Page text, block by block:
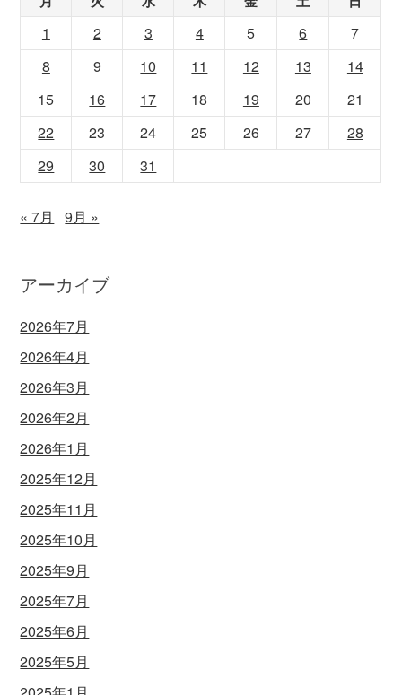
1 2 3 4 5 6
7
8
9 10 11 12 13
14
15
16 17 18 19 20
21
22
23 24 25 26 27
28
29
30 31
« 7月 9月 »
アーカイブ
2026年7月
2026年4月
2026年3月
2026年2月
2026年1月
2025年12月
2025年11月
2025年10月
2025年9月
2025年7月
2025年6月
2025年5月